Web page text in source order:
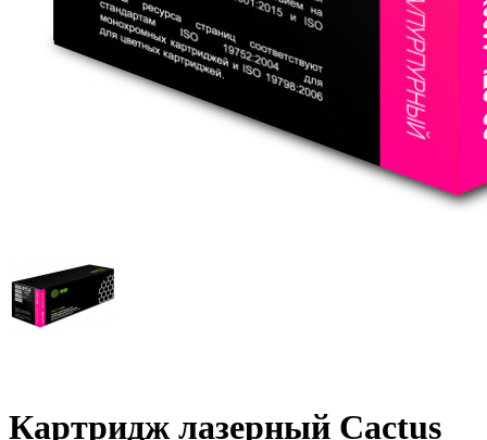
Картридж лазерный Cactus